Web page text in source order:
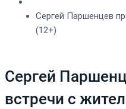
Сергей Паршенцев
(12+)
Сергей
встречи с